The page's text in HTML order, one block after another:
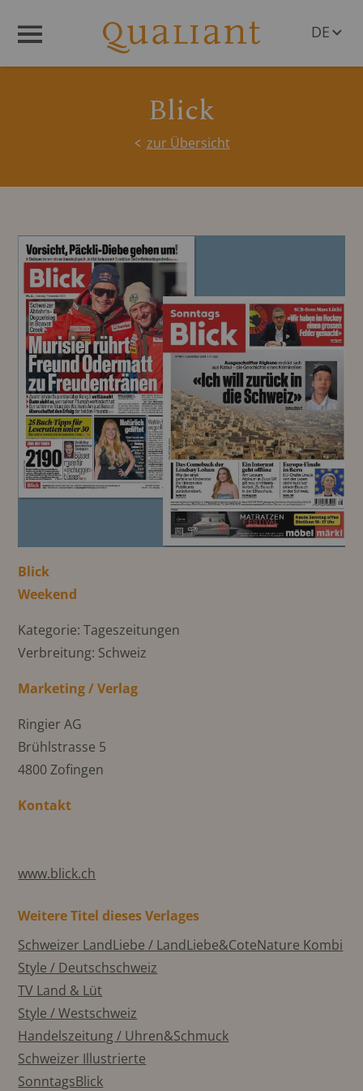
DE
Blick
zur Übersicht
Blick
Weekend
Kategorie: Tageszeitungen
Verbreitung: Schweiz
Marketing / Verlag
Ringier AG
Brühlstrasse 5
4800 Zofingen
Kontakt
www.blick.ch
Weitere Titel dieses Verlages
Schweizer LandLiebe / LandLiebe&CoteNature Kombi
Style / Deutschschweiz
TV Land & Lüt
Style / Westschweiz
Handelszeitung / Uhren&Schmuck
Schweizer Illustrierte
SonntagsBlick